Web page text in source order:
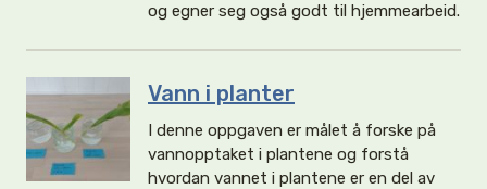
og egner seg også godt til hjemmearbeid.
Vann i planter
I denne oppgaven er målet å forske på
vannopptaket i plantene og forstå
hvordan vannet i plantene er en del av